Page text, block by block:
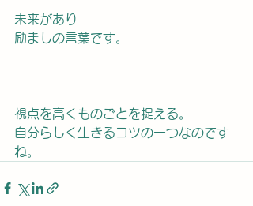
未来があり
励ましの言葉です。
視点を高くものごとを捉える。
自分らしく生きるコツの一つなのです
ね。